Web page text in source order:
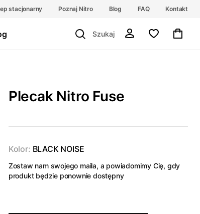
stacjonarny Poznaj Nitro Blog FAQ Kontakt
Plecak Nitro Fuse
Kolor: BLACK NOISE
Zostaw nam swojego maila, a powiadomimy Cię, gdy
produkt będzie ponownie dostępny